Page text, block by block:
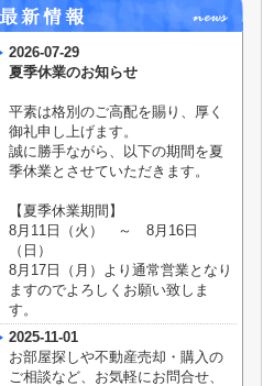
2026-07-29
夏季休業のお知らせ
平素は格別のご高配を賜り、厚く
御礼申し上げます。
誠に勝手ながら、以下の期間を夏
季休業とさせていただきます。
【夏季休業期間】
8月11日（火） ～ 8月16日
（日）
8月17日（月）より通常営業となり
ますのでよろしくお願い致しま
す。
2025-11-01
お部屋探しや不動産売却・購入の
ご相談など、お気軽にお問合せ、